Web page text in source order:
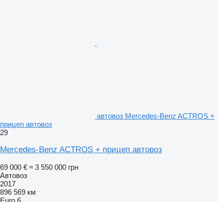
автовоз Mercedes-Benz ACTROS +
прицеп автовоз
29
Mercedes-Benz ACTROS + прицеп автовоз
69 000 € ≈ 3 550 000 грн
Автовоз
2017
896 569 км
Euro 6